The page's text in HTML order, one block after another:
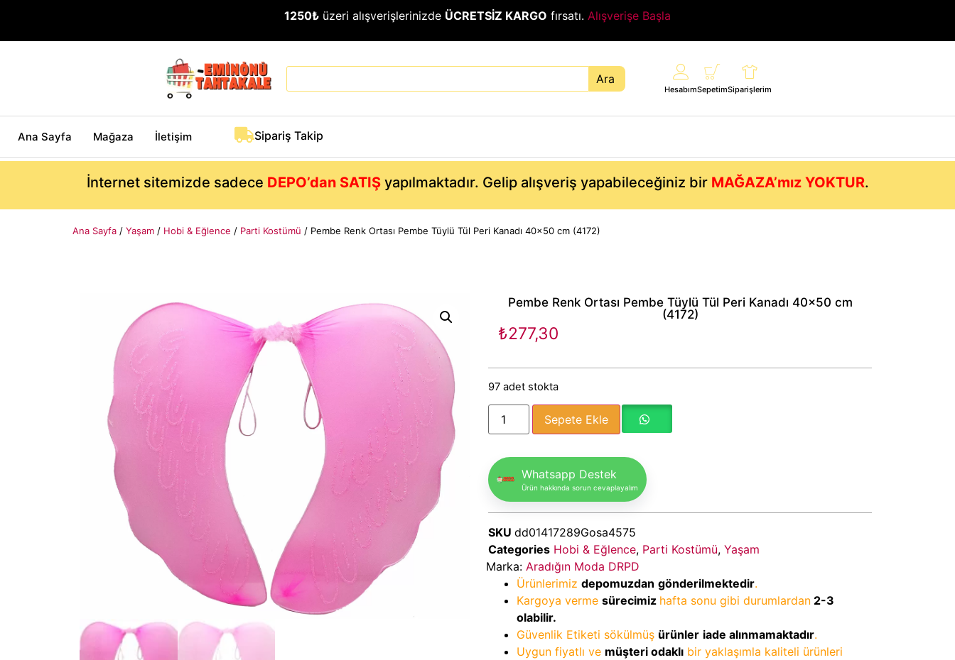
1250₺ üzeri alışverişlerinizde ÜCRETSİZ KARGO fırsatı. Alışverişe Başla
Ara
HesabımSepetimSiparişlerim
Ana Sayfa Mağaza İletişim Sipariş Takip
İnternet sitemizde sadece DEPO’dan SATIŞyapılmaktadır. Gelip alışveriş yapabileceğiniz bir MAĞAZA’mız YOKTUR.
Ana Sayfa / Yaşam / Hobi & Eğlence / Parti Kostümü / Pembe Renk Ortası Pembe Tüylü Tül Peri Kanadı 40×50 cm (4172)
Pembe Renk Ortası Pembe Tüylü Tül Peri Kanadı 40×50 cm
(4172)
₺277,30
97 adet stokta
Sepete Ekle
Whatsapp Destek
Ürün hakkında sorun cevaplayalım
SKU dd01417289Gosa4575
Categories Hobi & Eğlence, Parti Kostümü, Yaşam
Marka: Aradığın Moda DRPD
Ürünlerimiz depomuzdan gönderilmektedir.
Kargoya verme sürecimiz hafta sonu gibi durumlardan 2-3
olabilir.
Güvenlik Etiketi sökülmüş ürünler iade alınmamaktadır.
Uygun fiyatlı ve müşteri odaklı bir yaklaşımla kaliteli ürünleri